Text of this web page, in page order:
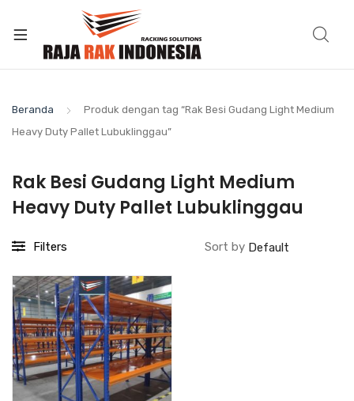
Beranda
Produk dengan tag “Rak Besi Gudang Light Medium
Heavy Duty Pallet Lubuklinggau”
Rak Besi Gudang Light Medium
Heavy Duty Pallet Lubuklinggau
Filters Sort by